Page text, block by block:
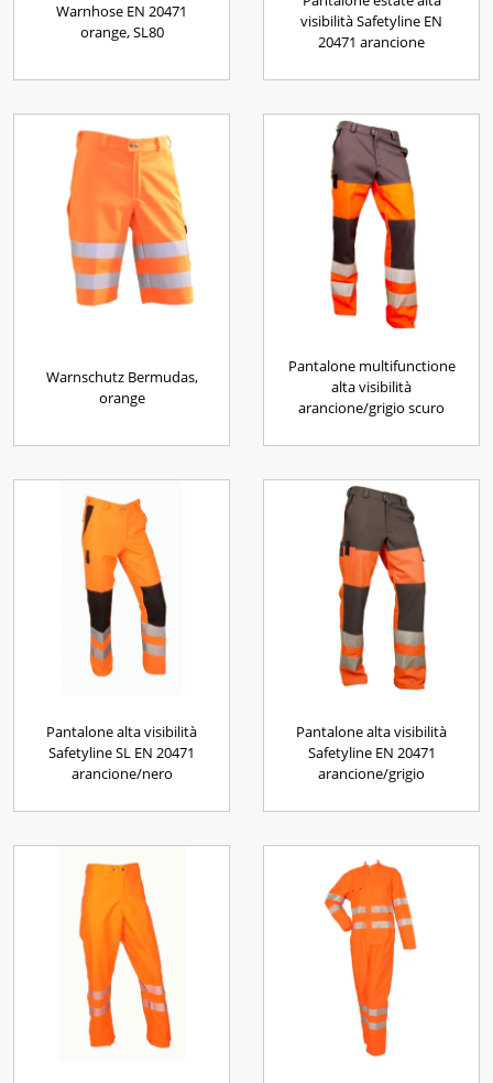
Warnhose EN 20471
orange, SL80
visibilità Safetyline EN
20471 arancione
Warnschutz Bermudas,
orange
Pantalone multifunctione
alta visibilità
arancione/grigio scuro
Pantalone alta visibilità
Safetyline SL EN 20471
arancione/nero
Pantalone alta visibilità
Safetyline EN 20471
arancione/grigio